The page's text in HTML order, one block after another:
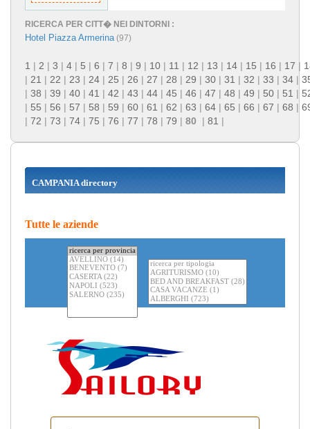
RICERCA PER CITT� NEI DINTORNI :
Hotel Piazza Armerina(97)
1 | 2 | 3 | 4 | 5 | 6 | 7 | 8 | 9 | 10 | 11 | 12 | 13 | 14 | 15 | 16 | 17 |
| 21 | 22 | 23 | 24 | 25 | 26 | 27 | 28 | 29 | 30 | 31 | 32 | 33 | 34 |
| 38 | 39 | 40 | 41 | 42 | 43 | 44 | 45 | 46 | 47 | 48 | 49 | 50 | 51 |
| 55 | 56 | 57 | 58 | 59 | 60 | 61 | 62 | 63 | 64 | 65 | 66 | 67 | 68 |
| 72 | 73 | 74 | 75 | 76 | 77 | 78 | 79 | 80 | 81 |
CAMPANIA directory
Tutte le aziende